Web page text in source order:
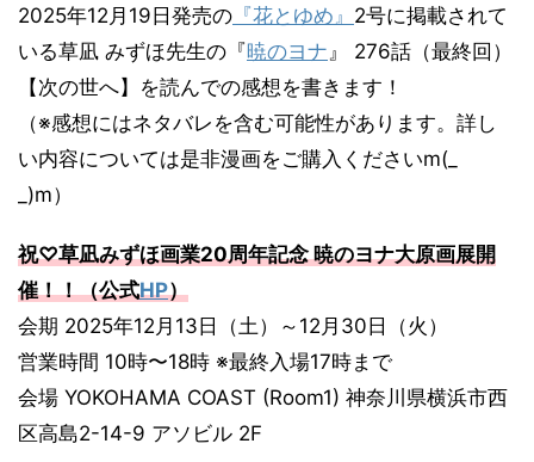
2025年12月19日発売の 『花とゆめ』 2号に掲載されて
いる草凪 みずほ先生の『暁のヨナ』 276話（最終回）
【次の世へ】を読んでの感想を書きます！
（※感想にはネタバレを含む可能性があります。詳し
い内容については是非漫画をご購入くださいm(_
_)m）
祝♡草凪みずほ画業20周年記念 暁のヨナ大原画展開
催！！（公式HP）
会期 2025年12月13日（土）～12月30日（火）
営業時間 10時〜18時 ※最終入場17時まで
会場 YOKOHAMA COAST (Room1) 神奈川県横浜市西
区高島2-14-9 アソビル 2F